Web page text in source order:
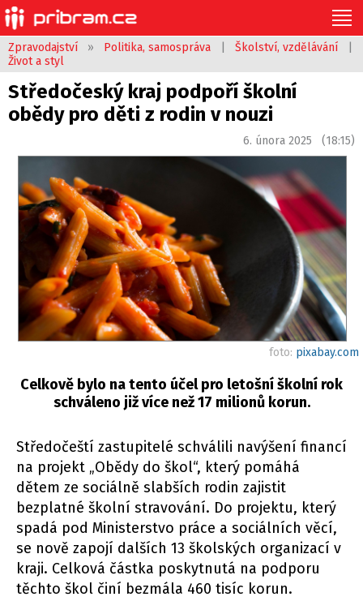
Zpravodajství » Politika, samospráva Školství, vzdělávání
Život a styl
Středočeský kraj podpoří školní
obědy pro děti z rodin v nouzi
6. února 2025 (18:15)
foto: pixabay.com
Celkově bylo na tento účel pro letošní školní rok
schváleno již více než 17 milionů korun.
Středočeští zastupitelé schválili navýšení financí
na projekt „Obědy do škol“, který pomáhá
dětem ze sociálně slabších rodin zajistit
bezplatné školní stravování. Do projektu, který
spadá pod Ministerstvo práce a sociálních věcí,
se nově zapojí dalších 13 školských organizací v
kraji. Celková částka poskytnutá na podporu
těchto škol činí bezmála 460 tisíc korun.